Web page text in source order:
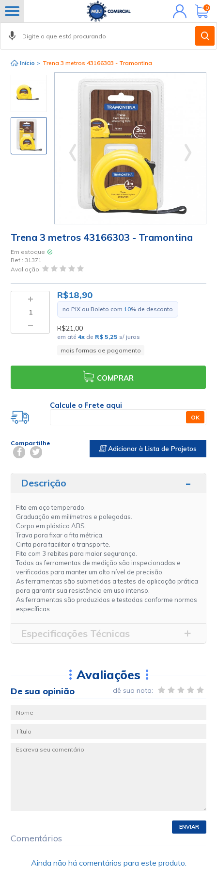
Minha
conta
0
Início > Trena 3 metros 43166303 - Tramontina
Trena 3 metros 43166303 - Tramontina
Em estoque
Ref.:31371
Avaliação:
R$18,90
no PIX ou Boleto com 10% de desconto
R$21,00
em até 4x de R$ 5,25 s/ juros
mais formas de pagamento
COMPRAR
Calcule o Frete aqui
OK
Compartilhe
Adicionar à Lista de Projetos
Descrição
Fita em aço temperado.
Graduação em milímetros e polegadas.
Corpo em plástico ABS.
Trava para fixar a fita métrica.
Cinta para facilitar o transporte.
Fita com 3 rebites para maior segurança.
Todas as ferramentas de medição são inspecionadas e
verificadas para manter um alto nível de precisão.
As ferramentas são submetidas a testes de aplicação prática
para garantir sua resistência em uso intenso.
As ferramentas são produzidas e testadas conforme normas
específicas.
Especificações Técnicas
Avaliações
De sua opinião dê sua nota:
ENVIAR
Comentários
Ainda não há comentários para este produto.